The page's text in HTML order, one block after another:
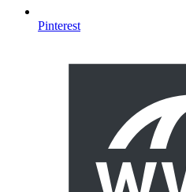
Pinterest